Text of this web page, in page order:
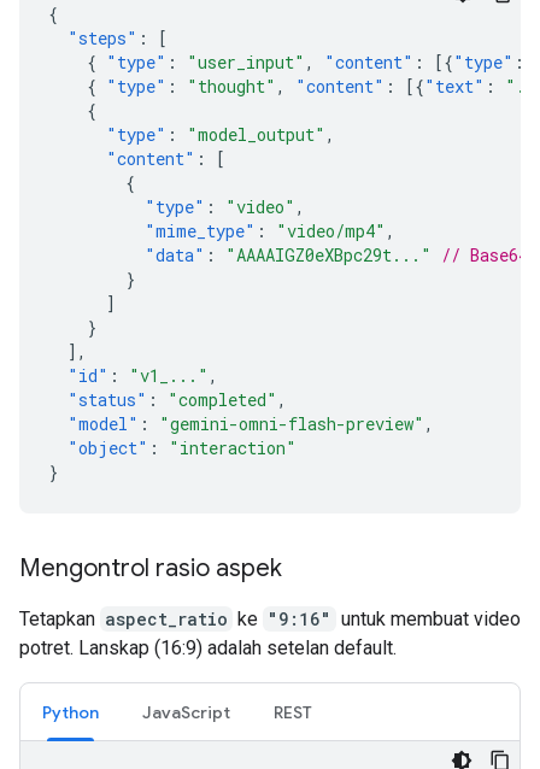
{
"steps" :
[
{ "type" : "user_input" , "content" : [{"type" :
{ "type" : "thought" , "content" : [{"text" :
{
"type" : "model_output" ,
"content" :
[
{
"type" : "video" ,
"mime_type" : "video/mp4" ,
"data" : "AAAAIGZ0eXBpc29t..."
// Base64
}
]
}
],
"id" : "v1_..." ,
"status" : "completed" ,
"model" : "gemini-omni-flash-preview" ,
"object" :
"interaction"
}
Mengontrol rasio aspek
Tetapkan aspect_ratio ke "9:16" untuk membuat video
potret. Lanskap (16:9) adalah setelan default.
Python JavaScript REST